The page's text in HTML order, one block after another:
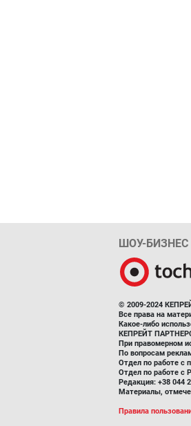
ШОУ-БИЗНЕС
© 2009-2024
Все права на
Какое-либо
КЕПРЕЙТ
При правомерном
По вопросам
Отдел по работе с
Отдел по работе с
Редакция: +38 044
Материалы,
Правила